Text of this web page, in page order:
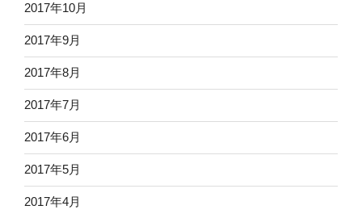
2017年10月
2017年9月
2017年8月
2017年7月
2017年6月
2017年5月
2017年4月